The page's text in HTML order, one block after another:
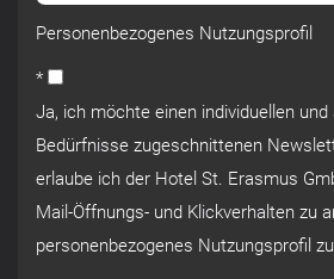
Personenbezogenes Nutzungsprofil
*
Ja, ich möchte einen individuellen
Bedürfnisse zugeschnittenen
erlaube ich der Hotel St. Erasmus
Mail-Öffnungs- und Klickverhalten zu
personenbezogenes Nutzungsprofil